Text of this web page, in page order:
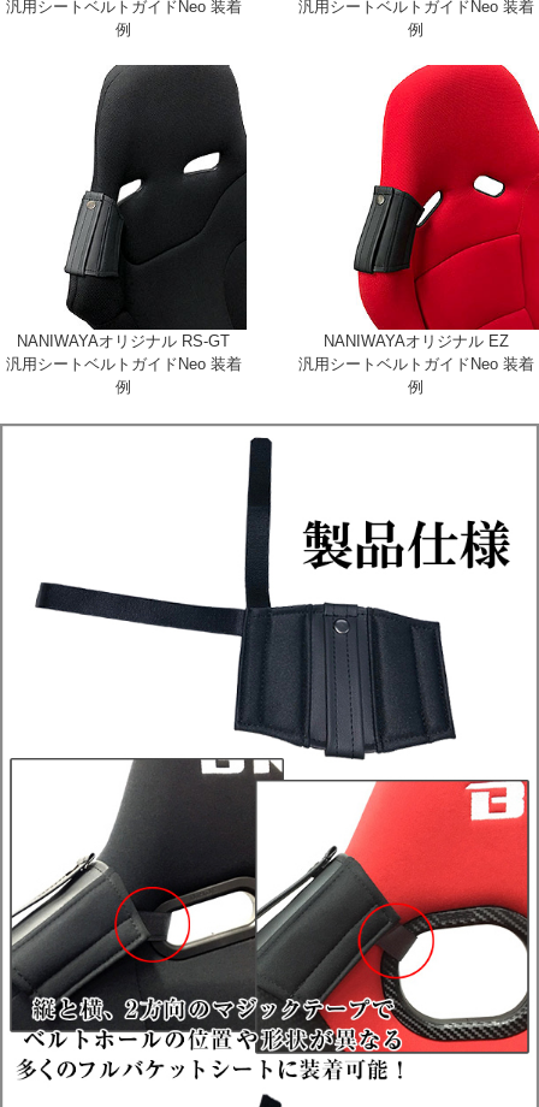
汎用シートベルトガイドNeo 装着
例
汎用シートベルトガイドNeo 装着
例
NANIWAYAオリジナル RS-GT
汎用シートベルトガイドNeo 装着
例
NANIWAYAオリジナル EZ
汎用シートベルトガイドNeo 装着
例